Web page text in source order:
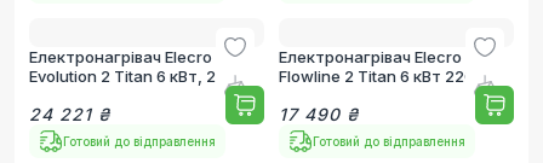
Електронагрівач Elecro
Evolution 2 Titan 6 кВт, 220 В
24 221 ₴
Готовий до відправлення
Електронагрівач Elecro
Flowline 2 Titan 6 кВт 220 В
17 490 ₴
Готовий до відправлення